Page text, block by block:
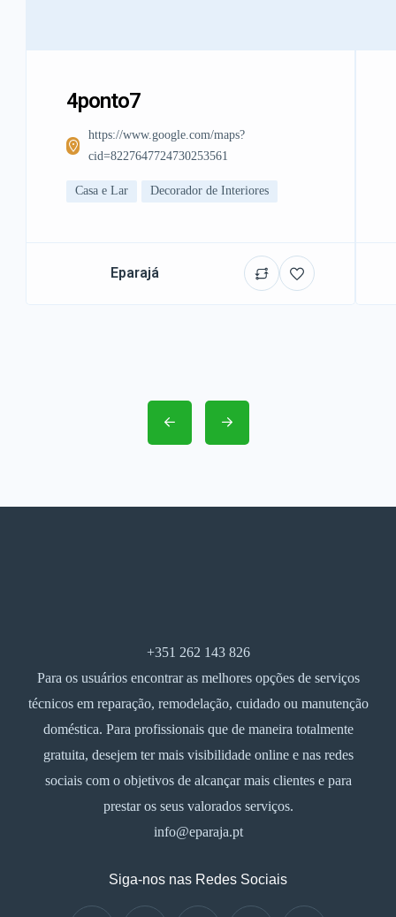
4ponto7
https://www.google.com/maps?
cid=8227647724730253561
Casa e Lar Decorador de Interiores
Eparajá
+351 262 143 826
Para os usuários encontrar as melhores opções de serviços
técnicos em reparação, remodelação, cuidado ou manutenção
doméstica. Para profissionais que de maneira totalmente
gratuita, desejem ter mais visibilidade online e nas redes
sociais com o objetivos de alcançar mais clientes e para
prestar os seus valorados serviços.
info@eparaja.pt
Siga-nos nas Redes Sociais